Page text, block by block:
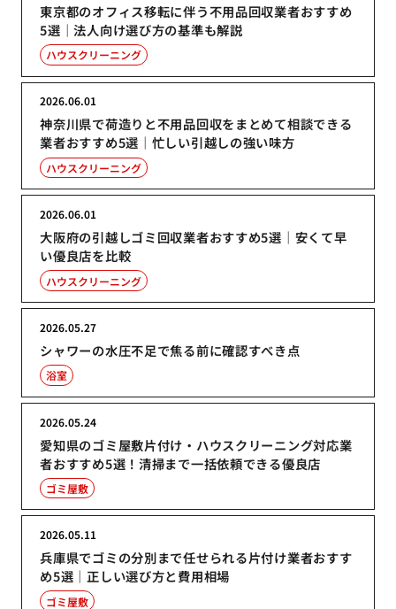
東京都のオフィス移転に伴う不用品回収業者おすすめ
5選｜法人向け選び方の基準も解説
ハウスクリーニング
神奈川県で荷造りと不用品回収をまとめて相談できる
業者おすすめ5選｜忙しい引越しの強い味方
2026.06.01
ハウスクリーニング
大阪府の引越しゴミ回収業者おすすめ5選｜安くて早
い優良店を比較
2026.06.01
ハウスクリーニング
シャワーの水圧不足で焦る前に確認すべき点
2026.05.27
浴室
愛知県のゴミ屋敷片付け・ハウスクリーニング対応業
者おすすめ5選！清掃まで一括依頼できる優良店
2026.05.24
ゴミ屋敷
兵庫県でゴミの分別まで任せられる片付け業者おすす
め5選｜正しい選び方と費用相場
2026.05.11
ゴミ屋敷